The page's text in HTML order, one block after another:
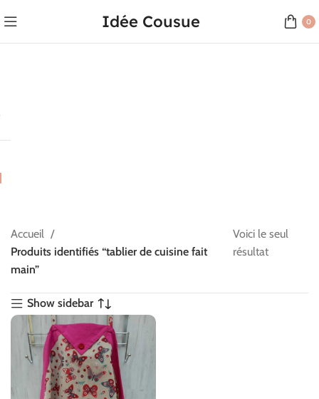
Idée Cousue 0
Accueil
Produits identifiés “tablier de cuisine fait
main”
Voici le seul
résultat
Show sidebar